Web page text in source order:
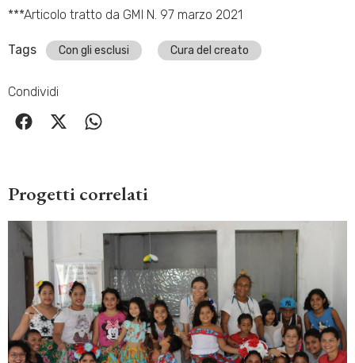
***Articolo tratto da GMI N. 97 marzo 2021
Tags Con gli esclusi Cura del creato
Condividi
Progetti correlati